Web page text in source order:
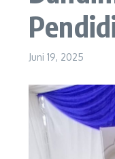
Juni 19, 2025